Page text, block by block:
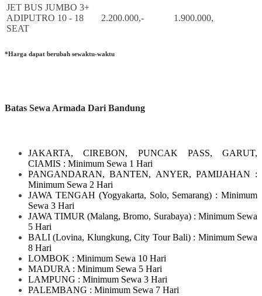
JET BUS JUMBO 3+
ADIPUTRO 10 - 18
SEAT
2.200.000,- 1.900.000,
*Harga dapat berubah sewaktu-waktu
Batas Sewa Armada Dari Bandung
JAKARTA, CIREBON, PUNCAK PASS, GARUT,
CIAMIS : Minimum Sewa 1 Hari
PANGANDARAN, BANTEN, ANYER, PAMIJAHAN :
Minimum Sewa 2 Hari
JAWA TENGAH (Yogyakarta, Solo, Semarang) : Minimum
Sewa 3 Hari
JAWA TIMUR(Malang, Bromo, Surabaya) : Minimum Sewa
5 Hari
BALI (Lovina, Klungkung, City Tour Bali) : Minimum Sewa
8 Hari
LOMBOK : Minimum Sewa 10 Hari
MADURA : Minimum Sewa 5 Hari
LAMPUNG : Minimum Sewa 3 Hari
PALEMBANG : Minimum Sewa 7 Hari